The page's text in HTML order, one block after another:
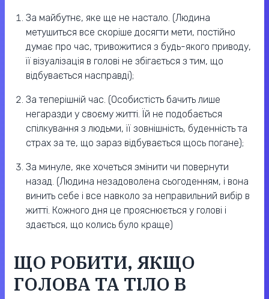
За майбутнє, яке ще не настало. (Людина
метушиться все скоріше досягти мети, постійно
думає про час, тривожитися з будь-якого приводу,
її візуалізація в голові не збігається з тим, що
відбувається насправді);
За теперішній час. (Особистість бачить лише
негаразди у своєму житті. Їй не подобається
спілкування з людьми, її зовнішність, буденність та
страх за те, що зараз відбувається щось погане);
За минуле, яке хочеться змінити чи повернути
назад. (Людина незадоволена сьогоденням, і вона
винить себе і все навколо за неправильний вибір в
житті. Кожного дня це прояснюється у голові і
здається, що колись було краще)
ЩО РОБИТИ, ЯКЩО
ГОЛОВА ТА ТІЛО В